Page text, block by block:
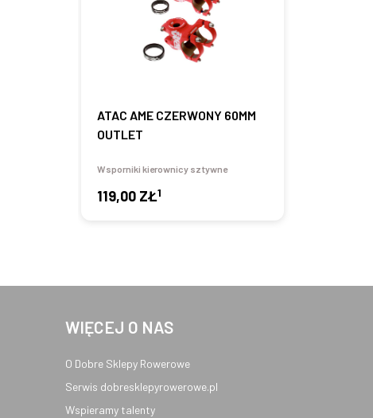
ATAC AME CZERWONY 60MM
OUTLET
Wsporniki kierownicy sztywne
119,00 ZŁ1
WIĘCEJ O NAS
O Dobre Sklepy Rowerowe
Serwis dobresklepyrowerowe.pl
Wspieramy talenty